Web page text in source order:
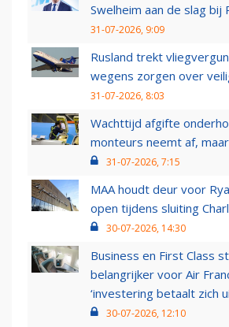
Swelheim aan de slag bij
31-07-2026, 9:09
Rusland trekt
wegens zorgen over
31-07-2026, 8:03
Wachttijd afgifte
monteurs neemt af,
31-07-2026, 7:15
MAA houdt deur voor
open tijdens sluiting
30-07-2026, 14:30
Business en First Class
belangrijker voor Air
‘investering betaalt zich
30-07-2026, 12:10